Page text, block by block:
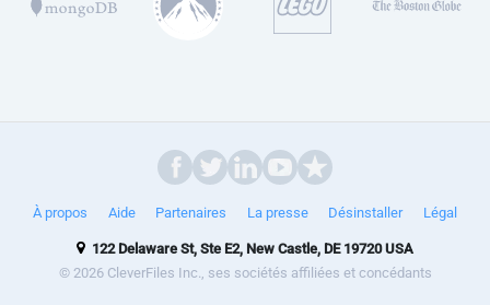
122 Delaware St, Ste E2, New Castle, DE 19720 USA
© 2026 CleverFiles Inc., ses sociétés affiliées et concédants
À propos Aide Partenaires La presse Désinstaller Légal